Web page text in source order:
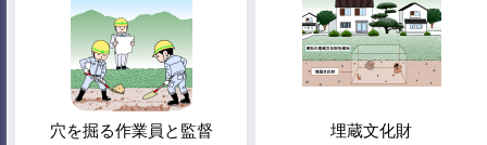
穴を掘る作業員と監督 埋蔵文化財